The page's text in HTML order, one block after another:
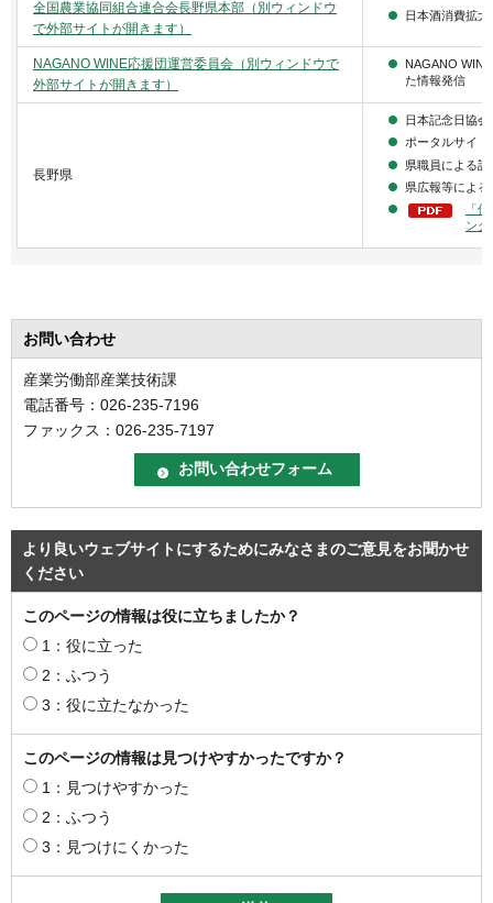
全国農業協同組合連合会長野県本部（別ウィンドウ
で外部サイトが開きます）
日本酒消費拡
NAGANO WINE応援団運営委員会（別ウィンドウで
外部サイトが開きます）
NAGANO
た情報発信
長野県
日本記念日協会
ポータルサイト
県職員による
県広報等によ
「
ング
お問い合わせ
産業労働部産業技術課
電話番号：026-235-7196
ファックス：026-235-7197
より良いウェブサイトにするためにみなさまのご意見をお聞かせ
ください
このページの情報は役に立ちましたか？
1：役に立った
2：ふつう
3：役に立たなかった
このページの情報は見つけやすかったですか？
1：見つけやすかった
2：ふつう
3：見つけにくかった